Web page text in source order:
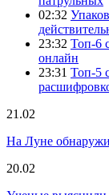
02:32
23:32 Топ-6
онлайн
23:31 Топ-5
21.02
На Луне
20.02